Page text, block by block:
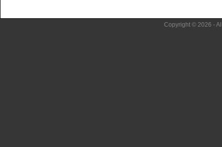
Copyright © 2026 -